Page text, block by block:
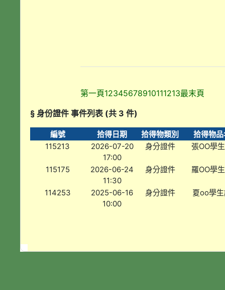
第一頁12345678910111213最末頁
§ 身份證件 事件列表 (共 3 件)
編號 拾得日期 拾得物類別
拾得物品
115213
2026-07-20
17:00
身分證件 張OO學
115175
2026-06-24
11:30
身分證件 羅OO學
114253
2025-06-16
10:00
身分證件 夏oo學